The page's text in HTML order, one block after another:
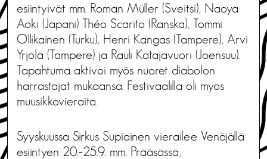
esiintyivät mm. Roman Müller (Sveitsi), Naoya
Aoki (Japani) Théo Scarito (Ranska), Tommi
Ollikainen (Turku), Henri Kangas (Tampere), Arvi
Yrjölä (Tampere) ja Rauli Katajavuori (Joensuu).
Tapahtuma aktivoi myös nuoret diabolon
harrastajat mukaansa. Festivaalilla oli myös
muusikkovieraita.
Syyskuussa Sirkus Supiainen vierailee Venäjällä
esiintyen 20.–25.9. mm. Prääsässä,